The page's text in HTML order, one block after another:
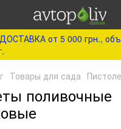
от 5 000 грн.,
Товары для сада
поливочные